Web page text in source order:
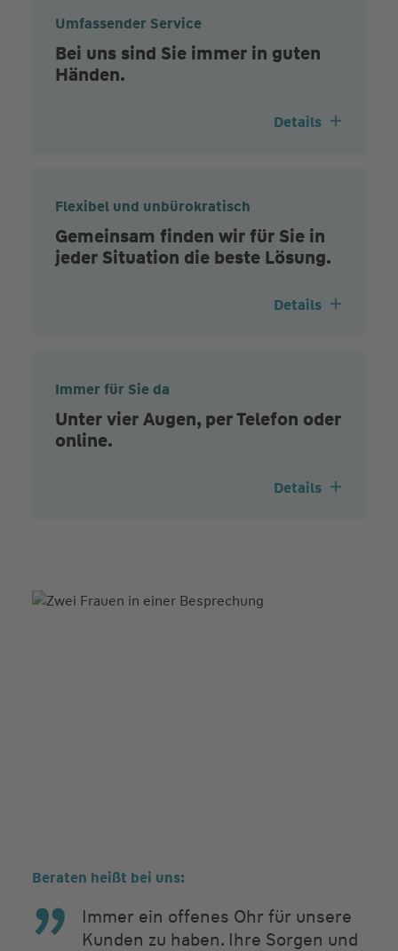
Umfassender Service
Bei uns sind Sie immer in guten
Händen.
Details
Flexibel und unbürokratisch
Gemeinsam finden wir für Sie in
jeder Situation die beste Lösung.
Details
Immer für Sie da
Unter vier Augen, per Telefon oder
online.
Details
Beraten heißt bei uns:
Immer ein offenes Ohr für unsere
Kunden zu haben. Ihre Sorgen und